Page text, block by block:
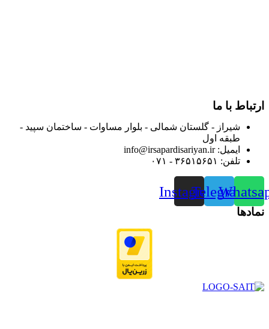
ارتباط با ما
شیراز - گلستان شمالی - بلوار مساوات - ساختمان سپید -
طبقه اول
ایمیل: info@irsapardisariyan.ir
تلفن: ۳۶۵۱۵۶۵۱ - ۰۷۱
Telegram
Instagram
نمادها